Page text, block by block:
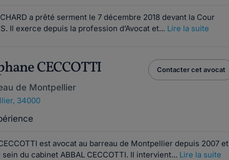
a prêté serment le 7 décembre 2018 devant la Cour
Il exerce depuis la profession d’Avocat et... Lire la suite
CECCOTTI
de Montpellier
34000
Contacter cet avocat
est avocat au barreau de Montpellier depuis 2007 et
du cabinet ABBAL CECCOTTI. Il intervient... Lire la suite